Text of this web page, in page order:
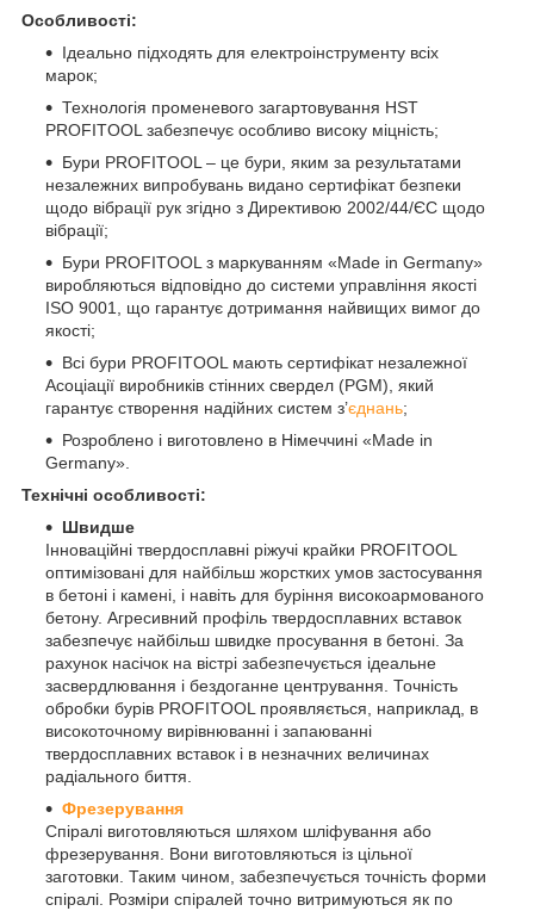
Особливості:
Ідеально підходять для електроінструменту всіх
марок;
Технологія променевого загартовування HST
PROFITOOL забезпечує особливо високу міцність;
Бури PROFITOOL – це бури, яким за результатами
незалежних випробувань видано сертифікат безпеки
щодо вібрації рук згідно з Директивою 2002/44/ЄС щодо
вібрації;
Бури PROFITOOL з маркуванням «Made in Germany»
виробляються відповідно до системи управління якості
ISO 9001, що гарантує дотримання найвищих вимог до
якості;
Всі бури PROFITOOL мають сертифікат незалежної
Асоціації виробників стінних свердел (PGM), який
гарантує створення надійних систем з’єднань;
Розроблено і виготовлено в Німеччині «Made in
Germany».
Технічні особливості:
Швидше
Інноваційні твердосплавні ріжучі крайки PROFITOOL
оптимізовані для найбільш жорстких умов застосування
в бетоні і камені, і навіть для буріння високоармованого
бетону. Агресивний профіль твердосплавних вставок
забезпечує найбільш швидке просування в бетоні. За
рахунок насічок на вістрі забезпечується ідеальне
засвердлювання і бездоганне центрування. Точність
обробки бурів PROFITOOL проявляється, наприклад, в
високоточному вирівнюванні і запаюванні
твердосплавних вставок і в незначних величинах
радіального биття.
Фрезерування
Спіралі виготовляються шляхом шліфування або
фрезерування. Вони виготовляються із цільної
заготовки. Таким чином, забезпечується точність форми
спіралі. Розміри спіралей точно витримуються як по